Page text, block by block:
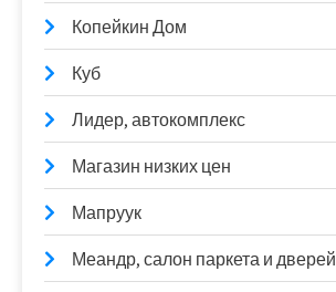
Копейкин Дом
Куб
Лидер, автокомплекс
Магазин низких цен
Мапруук
Меандр, салон паркета и дверей